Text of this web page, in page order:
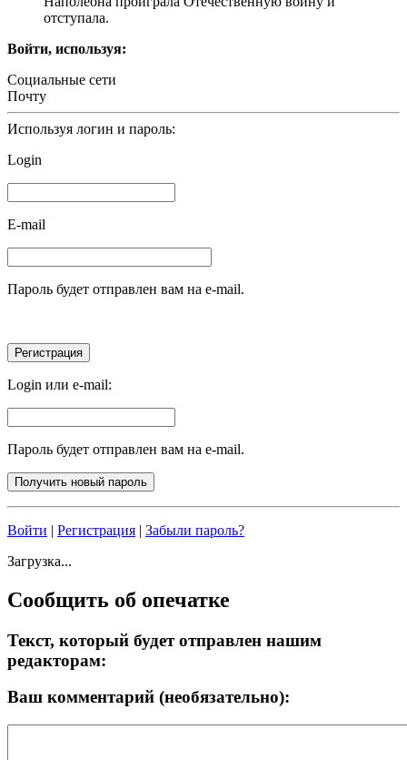
отступала.
Войти, используя:
Социальные сети
Почту
Используя логин и пароль:
Login
E-mail
Пароль будет отправлен вам на e-mail.
Login или e-mail:
Пароль будет отправлен вам на e-mail.
Войти | Регистрация | Забыли пароль?
Загрузка...
Сообщить об опечатке
Текст, который будет отправлен нашим
редакторам:
Ваш комментарий (необязательно):